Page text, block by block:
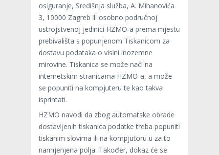
osiguranje, Središnja služba, A. Mihanovića
3, 10000 Zagreb ili osobno područnoj
ustrojstvenoj jedinici HZMO-a prema mjestu
prebivališta s popunjenom Tiskanicom za
dostavu podataka o visini inozemne
mirovine. Tiskanica se može naći na
internetskim stranicama HZMO-a, a može
se popuniti na kompjuteru te kao takva
isprintati.
HZMO navodi da zbog automatske obrade
dostavljenih tiskanica podatke treba popuniti
tiskanim slovima ili na kompjutoru u za to
namijenjena polja. Također, dokaz će se